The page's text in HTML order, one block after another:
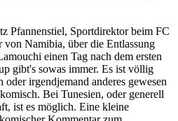
Pfannenstiel, Sportdirektor beim FC
von Namibia, über die Entlassung
einen Tag nach dem ersten
gibt's sowas immer. Es ist völlig
oder irgendjemand anderes gewesen
Bei Tunesien, oder generell
ist es möglich. Eine kleine